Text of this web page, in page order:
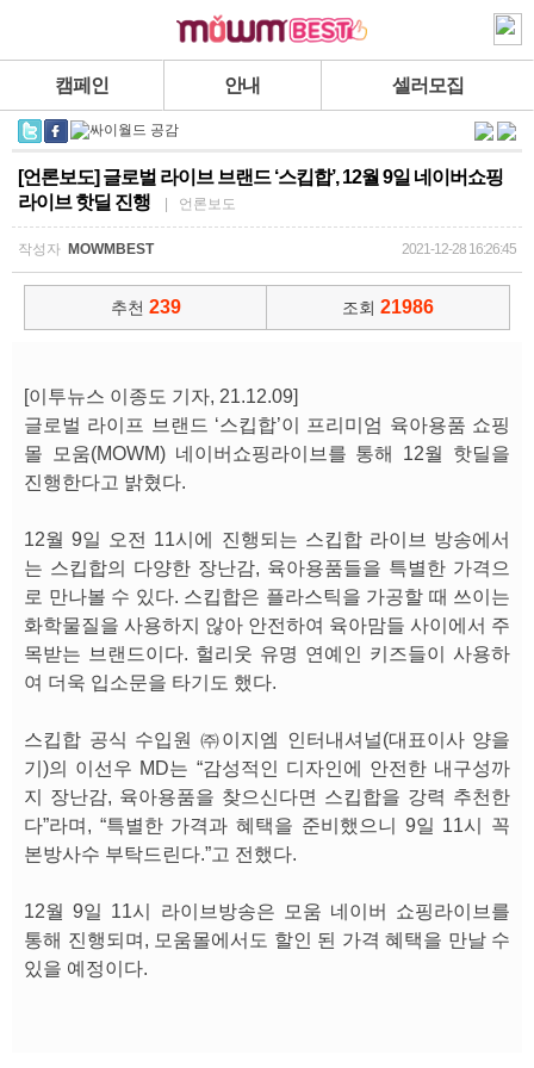
캠페인 안내 셀러모집
[언론보도] 글로벌 라이브 브랜드 ‘스킵합’, 12월 9일 네이버쇼핑
라이브 핫딜 진행
| 언론보도
작성자 MOWMBEST 2021-12-28 16:26:45
추천 239 조회 21986
[이투뉴스 이종도 기자, 21.12.09]
글로벌 라이프 브랜드 ‘스킵합’이 프리미엄 육아용품 쇼핑
몰 모움(MOWM) 네이버쇼핑라이브를 통해 12월 핫딜을
진행한다고 밝혔다.
12월 9일 오전 11시에 진행되는 스킵합 라이브 방송에서
는 스킵합의 다양한 장난감, 육아용품들을 특별한 가격으
로 만나볼 수 있다. 스킵합은 플라스틱을 가공할 때 쓰이는
화학물질을 사용하지 않아 안전하여 육아맘들 사이에서 주
목받는 브랜드이다. 헐리웃 유명 연예인 키즈들이 사용하
여 더욱 입소문을 타기도 했다.
스킵합 공식 수입원 ㈜이지엠 인터내셔널(대표이사 양을
기)의 이선우 MD는 “감성적인 디자인에 안전한 내구성까
지 장난감, 육아용품을 찾으신다면 스킵합을 강력 추천한
다”라며, “특별한 가격과 혜택을 준비했으니 9일 11시 꼭
본방사수 부탁드린다.”고 전했다.
12월 9일 11시 라이브방송은 모움 네이버 쇼핑라이브를
통해 진행되며, 모움몰에서도 할인 된 가격 혜택을 만날 수
있을 예정이다.